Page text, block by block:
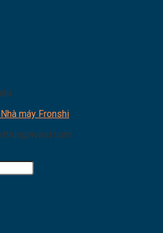
máy Fronshi